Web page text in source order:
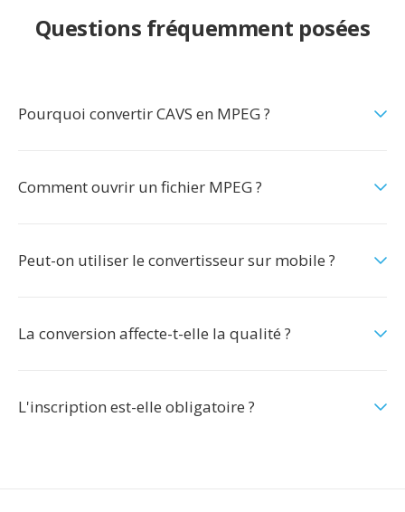
Questions fréquemment posées
Pourquoi convertir CAVS en MPEG ?
Comment ouvrir un fichier MPEG ?
Peut-on utiliser le convertisseur sur mobile ?
La conversion affecte-t-elle la qualité ?
L'inscription est-elle obligatoire ?